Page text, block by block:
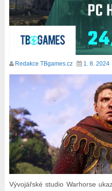
Redakce TBgames.cz 1. 8. 2024
Vývojářské studio Warhorse